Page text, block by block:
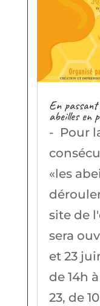
En passant
abeilles en
- Pour
«les
site de
sera
et 23
de 14h
23, de